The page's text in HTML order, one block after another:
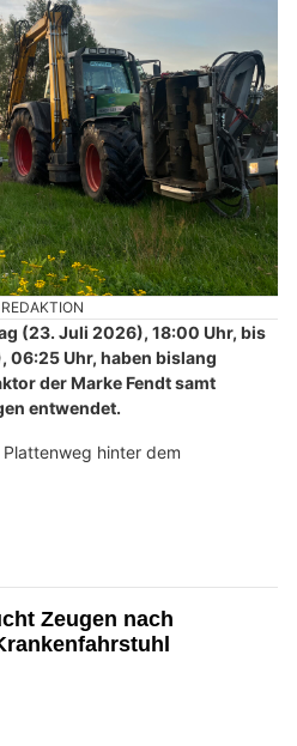
(23. Juli 2026), 18:00 Uhr, bis
06:25 Uhr, haben bislang
der Marke Fendt samt
entwendet.
hinter dem
Zeugen nach